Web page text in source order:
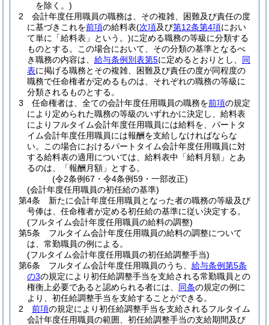
を除く。)
2
会計年度任用職員の職務は、その複雑、困難及び責任の度
に基づきこれを前項の給料表(次項及び第12条第4項におい
て単に「給料表」という。)に定める職務の等級に分類する
ものとする。
この場合において、その分類の基準となるべ
き職務の内容は、 給与条例別表第5に定めるとおりとし、 同
表に掲げる職務とその複雑、困難及び責任の度が同程度の
職務で任命権者が定めるものは、それぞれの職務の等級に
分類されるものとする。
3
任命権者は、全ての会計年度任用職員の職務を前項の規定
により定められた職務の等級のいずれかに決定し、給料表
によりフルタイム会計年度任用職員には給料を、パートタ
イム会計年度任用職員には報酬を支給しなければならな
い。
この場合におけるパートタイム会計年度任用職員に対
する給料表の適用については、給料表中「給料月額」とあ
るのは、「報酬月額」とする。
(令2条例67・令4条例59・一部改正)
(会計年度任用職員の初任給の基準)
第4条
新たに会計年度任用職員となった者の職務の等級及び
号俸は、任命権者が定める初任給の基準に従い決定する。
(フルタイム会計年度任用職員の給料の調整)
第5条
フルタイム会計年度任用職員の給料の調整について
は、常勤職員の例による。
(フルタイム会計年度任用職員の初任給調整手当)
第6条
フルタイム会計年度任用職員のうち、 給与条例第5条
の3の規定により初任給調整手当を支給される常勤職員との
権衡上必要であると認められる者には、 同条の規定の例に
より、初任給調整手当を支給することができる。
2
前項の規定により初任給調整手当を支給されるフルタイム
会計年度任用職員の範囲、初任給調整手当の支給期間及び